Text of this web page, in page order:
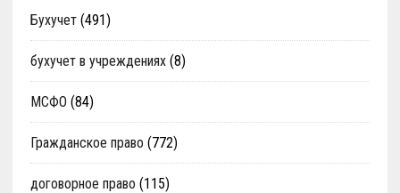
Бухучет(491)
бухучет в учреждениях(8)
МСФО (84)
Гражданское право (772)
договорное право (115)